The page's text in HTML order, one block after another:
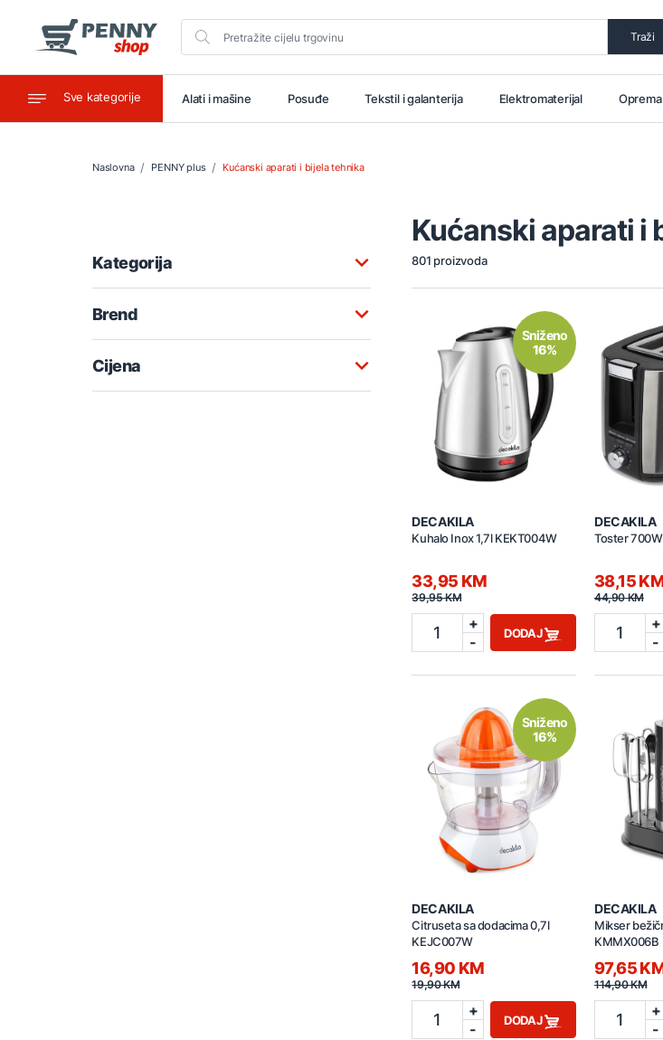
Traži
Sve kategorije
Ugostiteljstvo Alati i mašine Posuđe Tekstil i galanterija Elektromaterijal
Naslovna PENNY plus Kućanski aparati i bijela tehnika
Kućanski aparati i
801 proizvoda
Kategorija
Brend
Cijena
Sniženo
16%
DECAKILA
Kuhalo Inox 1,7l KEKT004W
33,95 KM
39,95 KM
1
+
-
DODAJ
DECAKILA
Toster
38,15
44,90 KM
1
+
-
Sniženo
16%
DECAKILA
Citruseta sa dodacima 0,7l
KEJC007W
16,90 KM
19,90 KM
1
+
-
DODAJ
DECAKILA
Mikser
KMMX006B
97,65
114,90 KM
1
+
-